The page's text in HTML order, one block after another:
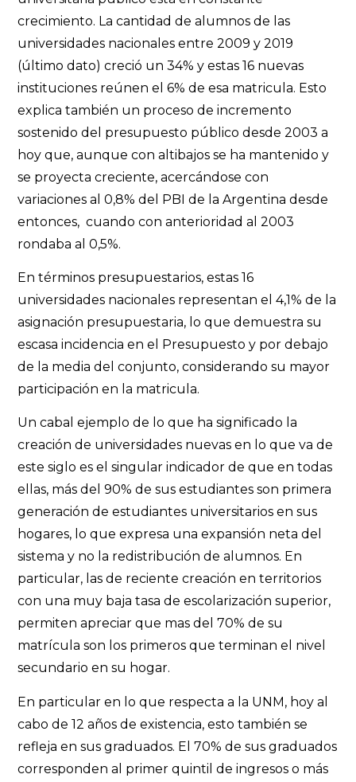
crecimiento. La cantidad de alumnos de las
universidades nacionales entre 2009 y 2019
(último dato) creció un 34% y estas 16 nuevas
instituciones reúnen el 6% de esa matricula. Esto
explica también un proceso de incremento
sostenido del presupuesto público desde 2003 a
hoy que, aunque con altibajos se ha mantenido y
se proyecta creciente, acercándose con
variaciones al 0,8% del PBI de la Argentina desde
entonces, cuando con anterioridad al 2003
rondaba al 0,5%.
En términos presupuestarios, estas 16
universidades nacionales representan el 4,1% de la
asignación presupuestaria, lo que demuestra su
escasa incidencia en el Presupuesto y por debajo
de la media del conjunto, considerando su mayor
participación en la matricula.
Un cabal ejemplo de lo que ha significado la
creación de universidades nuevas en lo que va de
este siglo es el singular indicador de que en todas
ellas, más del 90% de sus estudiantes son primera
generación de estudiantes universitarios en sus
hogares, lo que expresa una expansión neta del
sistema y no la redistribución de alumnos. En
particular, las de reciente creación en territorios
con una muy baja tasa de escolarización superior,
permiten apreciar que mas del 70% de su
matrícula son los primeros que terminan el nivel
secundario en su hogar.
En particular en lo que respecta a la UNM, hoy al
cabo de 12 años de existencia, esto también se
refleja en sus graduados. El 70% de sus graduados
corresponden al primer quintil de ingresos o más